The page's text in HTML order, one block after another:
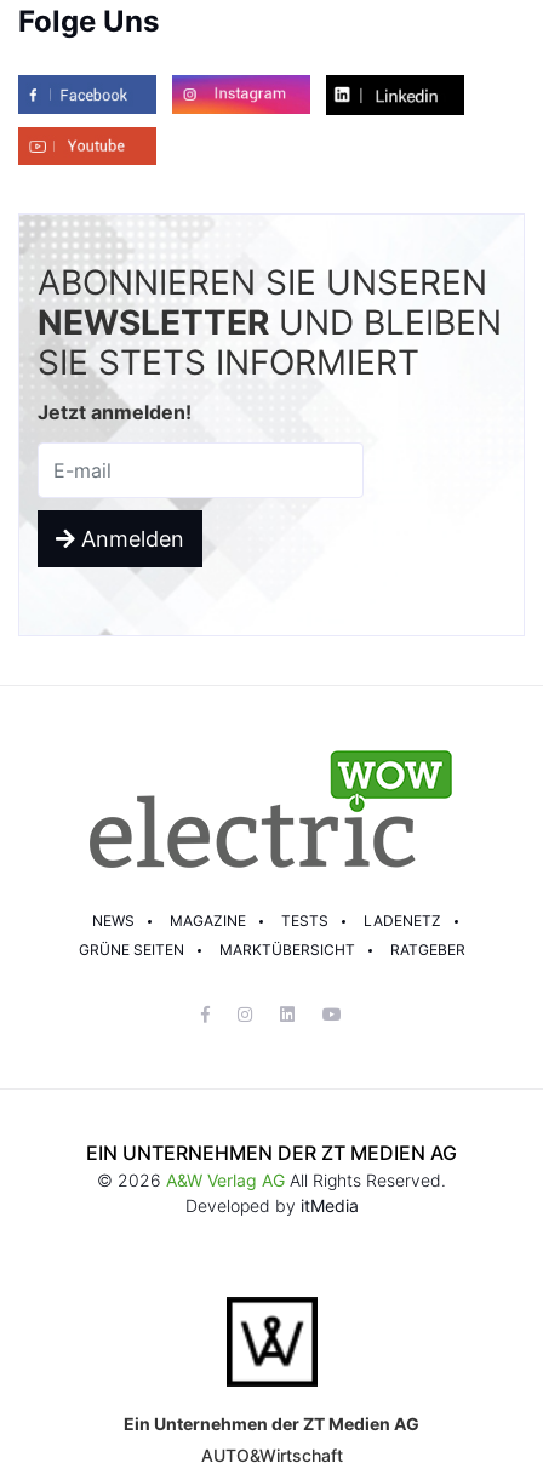
Folge Uns
ABONNIEREN SIE UNSEREN
NEWSLETTER UND BLEIBEN
SIE STETS INFORMIERT
Jetzt anmelden!
Anmelden
NEWS MAGAZINE TESTS
LADENETZ
GRÜNE SEITEN
MARKTÜBERSICHT RATGEBER
EIN UNTERNEHMEN DER ZT MEDIEN AG
© 2026 A&W Verlag AG All Rights Reserved.
Developed by itMedia
Ein Unternehmen der ZT Medien AG
AUTO&Wirtschaft